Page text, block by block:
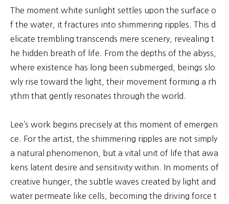
The moment white sunlight settles upon the surface o
f the water, it fractures into shimmering ripples. This d
elicate trembling transcends mere scenery, revealing t
he hidden breath of life. From the depths of the abyss,
where existence has long been submerged, beings slo
wly rise toward the light, their movement forming a rh
ythm that gently resonates through the world.
Lee’s work begins precisely at this moment of emergen
ce. For the artist, the shimmering ripples are not simply
a natural phenomenon, but a vital unit of life that awa
kens latent desire and sensitivity within. In moments of
creative hunger, the subtle waves created by light and
water permeate like cells, becoming the driving force t